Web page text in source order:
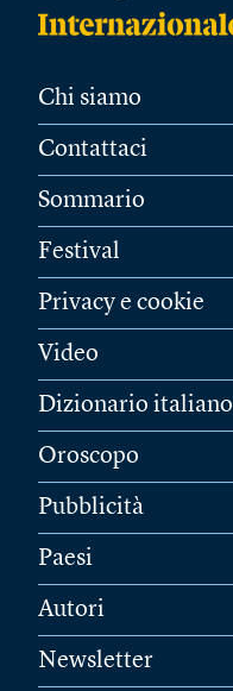
Chi siamo
Contattaci
Sommario
Festival
Privacy e cookie
Video
Dizionario italiano
Oroscopo
Pubblicità
Paesi
Autori
Newsletter